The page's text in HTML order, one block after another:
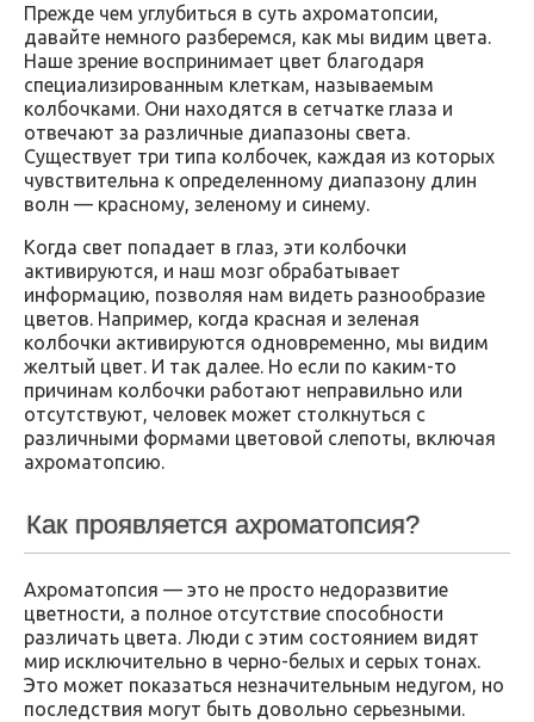
Прежде чем углубиться в суть ахроматопсии,
давайте немного разберемся, как мы видим цвета.
Наше зрение воспринимает цвет благодаря
специализированным клеткам, называемым
колбочками. Они находятся в сетчатке глаза и
отвечают за различные диапазоны света.
Существует три типа колбочек, каждая из которых
чувствительна к определенному диапазону длин
волн — красному, зеленому и синему.
Когда свет попадает в глаз, эти колбочки
активируются, и наш мозг обрабатывает
информацию, позволяя нам видеть разнообразие
цветов. Например, когда красная и зеленая
колбочки активируются одновременно, мы видим
желтый цвет. И так далее. Но если по каким-то
причинам колбочки работают неправильно или
отсутствуют, человек может столкнуться с
различными формами цветовой слепоты, включая
ахроматопсию.
Как проявляется ахроматопсия?
Ахроматопсия — это не просто недоразвитие
цветности, а полное отсутствие способности
различать цвета. Люди с этим состоянием видят
мир исключительно в черно-белых и серых тонах.
Это может показаться незначительным недугом, но
последствия могут быть довольно серьезными.